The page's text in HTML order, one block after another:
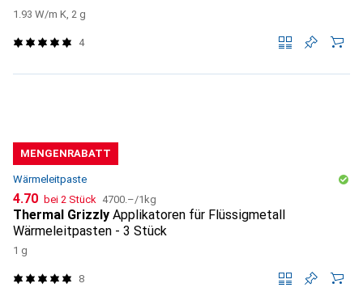
1.93 W/m K, 2 g
4
MENGENRABATT
Wärmeleitpaste
CHF
4.70 bei 2 Stück CHF
4700.–/1kg
Thermal Grizzly Applikatoren für Flüssigmetall
Wärmeleitpasten - 3 Stück
1 g
8